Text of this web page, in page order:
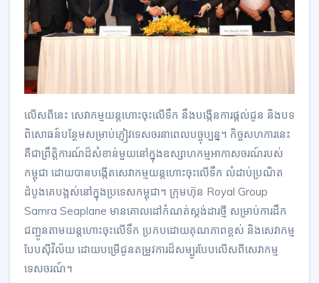
លើសពីនេះ សេវាកម្មយន្តហោះចុះលើទឹក នឹងបង្កើនការផ្តល់ជូន និងបទ
ពិសោធន៍បន្ថែមសម្រាប់ភ្ញៀវទេសចរនាពេលបច្ចុប្បន្ន។ កិច្ចសហការនេះ
គឺជាព្រឹត្តិការណ៍ដ៏សំខាន់មួយនៅក្នុងឧស្សាហកម្មអាកាសចរណ៍របស់
កម្ពុជា ដោយបានបង្កើតសេវាកម្មយន្តហោះចុះលើទឹក លំដាប់ប្រណិត
ដំបូងគេបង្អស់នៅក្នុងប្រទេសកម្ពុជា។ ក្រុមហ៊ុន Royal Group
Samra Seaplane មានគោលដៅកំណត់ស្តង់ដារថ្មី សម្រាប់ការដឹក
ជញ្ជូនតាមយន្តហោះចុះលើទឹក ប្រកបដោយគុណភាពខ្ពស់ និងសេវាកម្ម
បែបស៊ីវិល័យ ដោយបម្រើជូនតម្រូវការដ៏សម្បូរបែបលើសពីសេវាកម្ម
ទេសចរណ៍។